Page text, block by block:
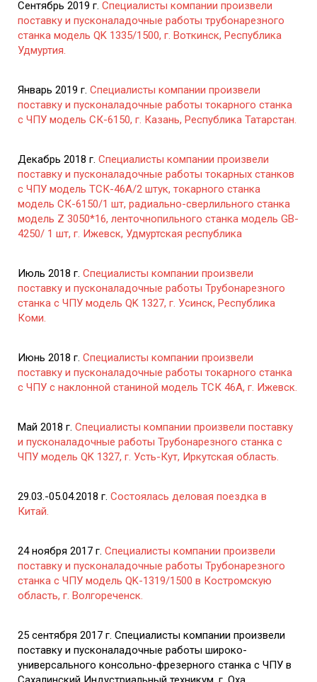
Сентябрь 2019 г. Специалисты компании произвели
поставку и пусконаладочные работы трубонарезного
станка модель QK 1335/1500, г. Воткинск, Республика
Удмуртия.
Январь 2019 г. Специалисты компании произвели
поставку и пусконаладочные работы токарного станка
с ЧПУ модель СК-6150, г. Казань, Республика Татарстан.
Декабрь 2018 г. Специалисты компании произвели
поставку и пусконаладочные работы токарных станков
с ЧПУ модель ТСК-46А/2 штук, токарного станка
модель СК-6150/1 шт, радиально-сверлильного станка
модель Z 3050*16, ленточнопильного станка модель GB-
4250/ 1 шт, г. Ижевск, Удмуртская республика
Июль 2018 г. Специалисты компании произвели
поставку и пусконаладочные работы Трубонарезного
станка с ЧПУ модель QK 1327, г. Усинск, Республика
Коми.
Июнь 2018 г. Специалисты компании произвели
поставку и пусконаладочные работы токарного станка
с ЧПУ с наклонной станиной модель ТСК 46А, г. Ижевск.
Май 2018 г. Специалисты компании произвели поставку
и пусконаладочные работы Трубонарезного станка с
ЧПУ модель QK 1327, г. Усть-Кут, Иркутская область.
29.03.-05.04.2018 г. Состоялась деловая поездка в
Китай.
24 ноября 2017 г. Специалисты компании произвели
поставку и пусконаладочные работы Трубонарезного
станка с ЧПУ модель QK-1319/1500 в Костромскую
область, г. Волгореченск.
25 сентября 2017 г. Специалисты компании произвели
поставку и пусконаладочные работы широко-
универсального консольно-фрезерного станка с ЧПУ в